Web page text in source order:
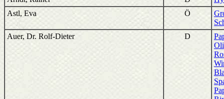
Astl, Eva
Ö
Auer, Dr. Rolf-Dieter
D